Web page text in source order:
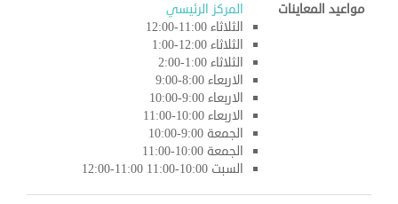
مواعيد المعاينات
المركز الرئيسي
الثلاثاء 11:00-12:00
الثلاثاء 12:00-1:00
الثلاثاء 1:00-2:00
الاربعاء 8:00-9:00
الاربعاء 9:00-10:00
الاربعاء 10:00-11:00
الجمعة 9:00-10:00
الجمعة 10:00-11:00
السبت 10:00-11:00 11:00-12:00